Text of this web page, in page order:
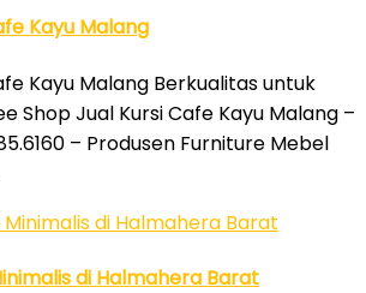
Kayu Malang
Kayu Malang Berkualitas untuk
Shop Jual Kursi Cafe Kayu Malang –
– Produsen Furniture Mebel
di Halmahera Barat